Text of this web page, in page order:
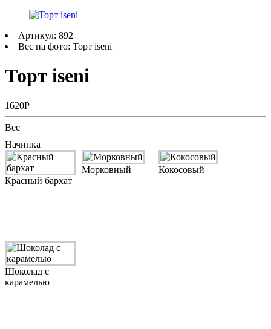
Артикул: 892
Вес на фото: Торт iseni
Торт iseni
1620Р
Вес
Начинка
Красный бархат
Морковный Кокосовый
Шоколад с
карамелью